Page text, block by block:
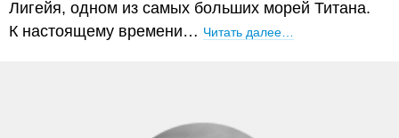
Лигейя, одном из самых больших морей Титана.
К настоящему времени… Читать далее…